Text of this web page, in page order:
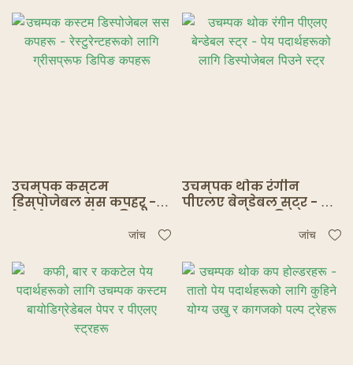
उचम्पक कस्टम
डिस्पोजेबल सस कपहरू -
ग्रीसप्रूफ डिपिङ कपहरू
जांच
उचम्पक थोक रंगीन
पीएलए बेन्डेबल स्ट्र - पेय
डिस्पोजेबल पिउने स्ट्र
जांच